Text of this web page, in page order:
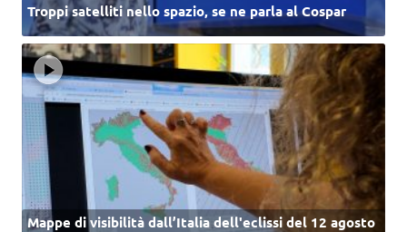
Troppi satelliti nello spazio, se ne parla al Cospar
Mappe di visibilità dall’Italia dell'eclissi del 12 agosto